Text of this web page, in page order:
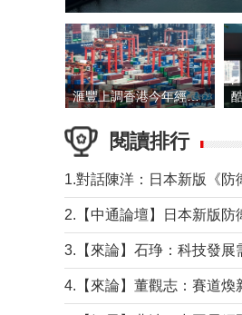
滙豐上調香港今年經濟增長預測至4.5%
閱讀排行
4.【來論】董觀志：賽道煥